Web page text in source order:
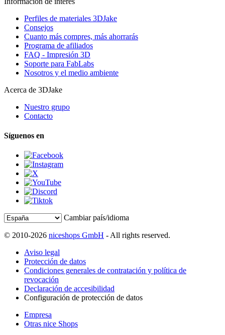
Perfiles de materiales 3DJake
Consejos
Cuanto más compres, más ahorrarás
Programa de afiliados
FAQ - Impresión 3D
Soporte para FabLabs
Nosotros y el medio ambiente
Acerca de 3DJake
Nuestro grupo
Contacto
Síguenos en
Cambiar país/idioma
© 2010-2026 niceshops GmbH - All rights reserved.
Aviso legal
Protección de datos
Condiciones generales de contratación y política de
revocación
Declaración de accesibilidad
Configuración de protección de datos
Empresa
Otras nice Shops